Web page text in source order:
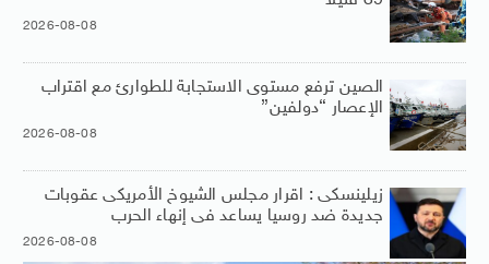
2026-08-08
الصين ترفع مستوى الاستجابة للطوارئ مع اقتراب
الإعصار “دولفين”
2026-08-08
زيلينسكى : اقرار مجلس الشيوخ الأمريكى عقوبات
جديدة ضد روسيا يساعد فى إنهاء الحرب
2026-08-08